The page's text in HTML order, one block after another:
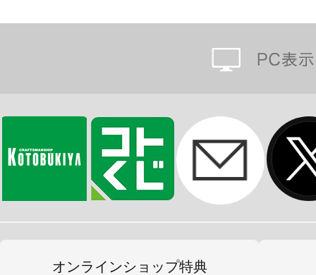
オンラインショップ特典